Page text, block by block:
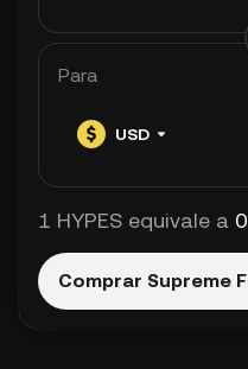
Para
USD
1 HYPES equivale a
Comprar Supreme